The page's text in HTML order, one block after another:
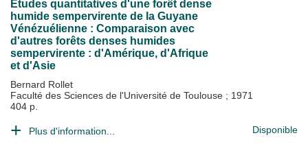
Etudes quantitatives d'une forêt dense
humide sempervirente de la Guyane
Vénézuélienne : Comparaison avec
d'autres forêts denses humides
sempervirente : d'Amérique, d'Afrique
et d'Asie
Bernard Rollet
Faculté des Sciences de l'Université de Toulouse ; 1971
404 p.
Plus d'information... Disponible